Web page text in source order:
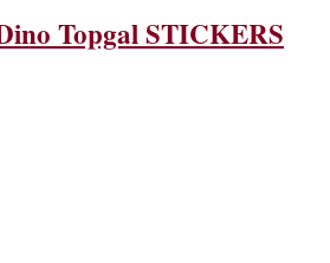
Topgal STICKERS